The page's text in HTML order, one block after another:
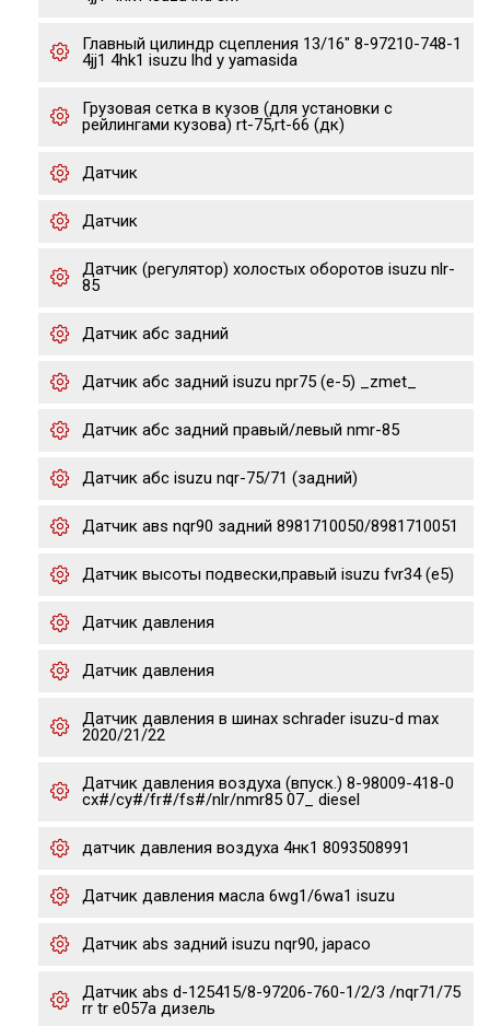
Главный цилиндр сцепления 13/16" 8-97210-748-1
4jj1 4hk1 isuzu lhd y yamasida
Грузовая сетка в кузов (для установки с
рейлингами кузова) rt-75,rt-66 (дк)
Датчик
Датчик
Датчик (регулятор) холостых оборотов isuzu nlr-
85
Датчик абс задний
Датчик абс задний isuzu npr75 (е-5) _zmet_
Датчик абс задний правый/левый nmr-85
Датчик абс isuzu nqr-75/71 (задний)
Датчик авs nqr90 задний 8981710050/8981710051
Датчик высоты подвески,правый isuzu fvr34 (e5)
Датчик давления
Датчик давления
Датчик давления в шинах schrader isuzu-d max
2020/21/22
Датчик давления воздуха (впуск.) 8-98009-418-0
cx#/cy#/fr#/fs#/nlr/nmr85 07_ diesel
датчик давления воздуха 4нк1 8093508991
Датчик давления масла 6wg1/6wa1 isuzu
Датчик abs задний isuzu nqr90, japaco
Датчик abs d-125415/8-97206-760-1/2/3 /nqr71/75
rr tr e057a дизель